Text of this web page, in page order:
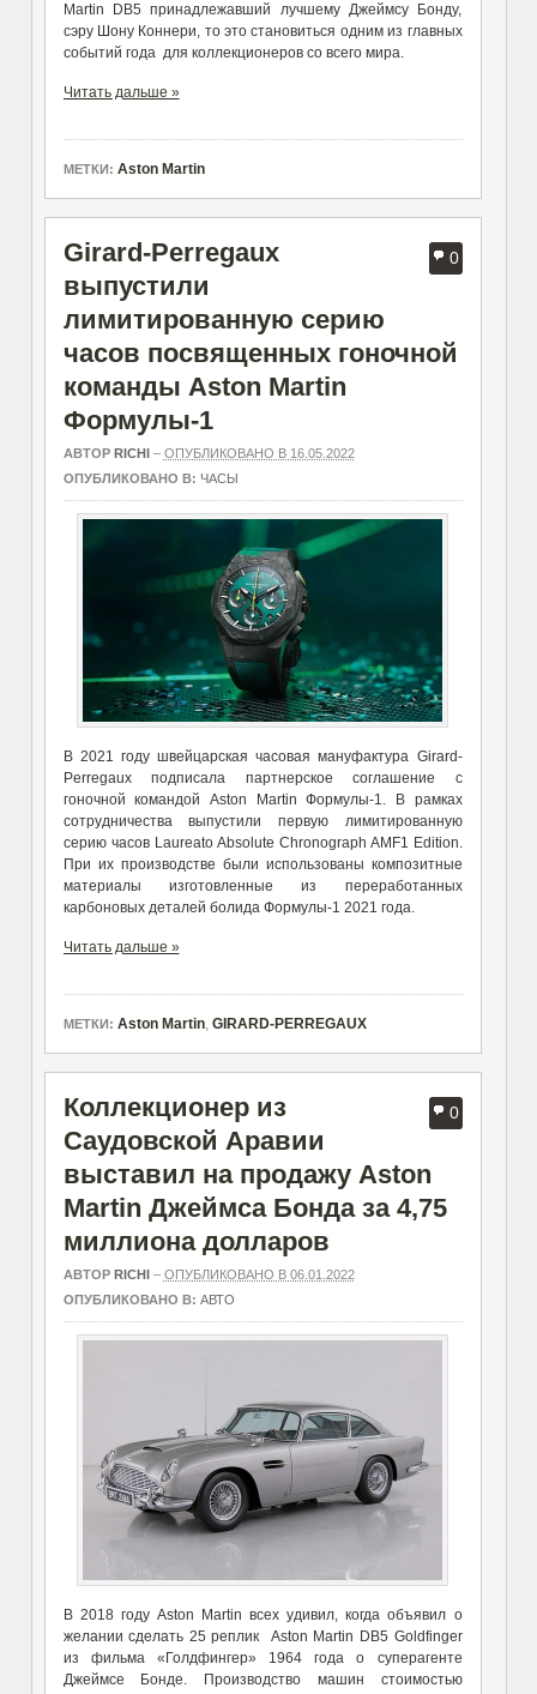
Martin DB5 принадлежавший лучшему Джеймсу Бонду,
сэру Шону Коннери, то это становиться одним из главных
событий года для коллекционеров со всего мира.
Читать дальше »
МЕТКИ: Aston Martin
0
Girard-Perregaux
выпустили
лимитированную серию
часов посвященных гоночной
команды Aston Martin
Формулы-1
АВТОР RICHI – ОПУБЛИКОВАНО В 16.05.2022
ОПУБЛИКОВАНО В: ЧАСЫ
В 2021 году швейцарская часовая мануфактура Girard-
Perregaux подписала партнерское соглашение с
гоночной командой Aston Martin Формулы-1. В рамках
сотрудничества выпустили первую лимитированную
серию часов Laureato Absolute Chronograph AMF1 Edition.
При их производстве были использованы композитные
материалы изготовленные из переработанных
карбоновых деталей болида Формулы-1 2021 года.
Читать дальше »
МЕТКИ: Aston Martin, GIRARD-PERREGAUX
0
Коллекционер из
Саудовской Аравии
выставил на продажу Aston
Martin Джеймса Бонда за 4,75
миллиона долларов
АВТОР RICHI– ОПУБЛИКОВАНО В 06.01.2022
ОПУБЛИКОВАНО В: АВТО
В 2018 году Aston Martin всех удивил, когда объявил о
желании сделать 25 реплик Aston Martin DB5 Goldfinger
из фильма «Голдфингер» 1964 года о суперагенте
Джеймсе Бонде. Производство машин стоимостью